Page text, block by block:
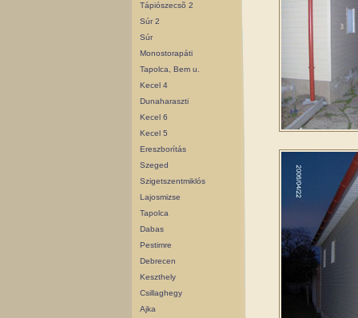
Tápiószecsõ 2
Súr 2
Súr
Monostorapáti
Tapolca, Bem u.
Kecel 4
Dunaharaszti
Kecel 6
Kecel 5
Ereszborítás
Szeged
Szigetszentmiklós
Lajosmizse
Tapolca
Dabas
Pestimre
Debrecen
Keszthely
Csillaghegy
Ajka